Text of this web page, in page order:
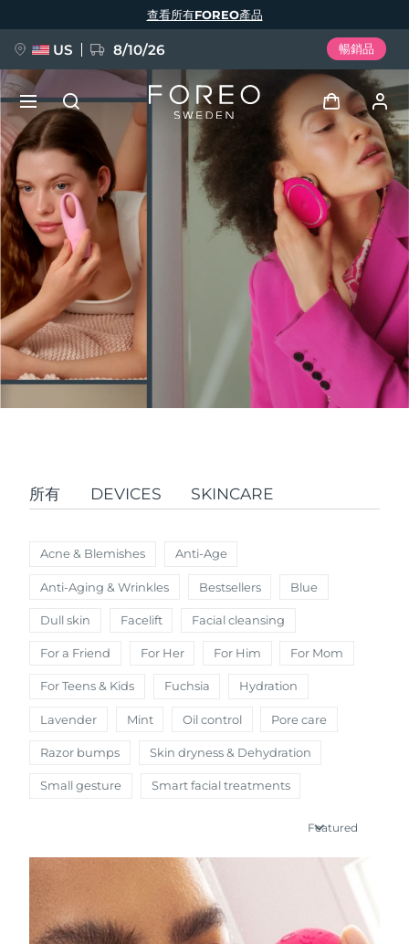
所有 DEVICES SKINCARE
Acne & Blemishes Anti-Age
Anti-Aging & Wrinkles Bestsellers Blue
Dull skin Facelift Facial cleansing
For a Friend For Her For Him For Mom
For Teens & Kids Fuchsia Hydration
Lavender Mint Oil control Pore care
Razor bumps Skin dryness & Dehydration
Small gesture Smart facial treatments
Featured
查看所有FOREO產品
US 8/10/26 暢銷品
登入
用戶信息
我的設備
我的訂單
我的地址
我的訂閱
新品
FAQ™ Pure Beauty-Tech Elixir
BREAKING NEWS
issa™ Teeth Whitening Set
FAQ™ Dual LED Panel
熱門產品
特別優惠 暢銷產品
面部清潔 緊致提拉
語言
English
Español
Français
Português
Polski
Русский
Türkçe
繁體中文
英國 預計送達日期8/9/26
西班牙
澳洲 預計送達日期
德國 預計送達日期
加拿大 預計送達日期
8/10/26
比利時 預計送達日期8/9/26